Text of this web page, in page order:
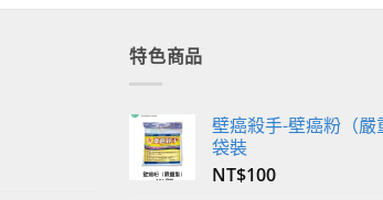
特色商品
壁癌殺手-壁癌粉（嚴
袋裝
NT$100